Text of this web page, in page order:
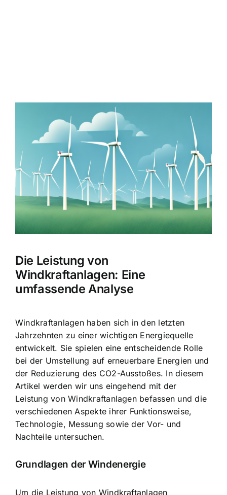
grösseres
Die Leistung von
Windkraftanlagen: Eine
umfassende Analyse
Windkraftanlagen haben sich in den letzten
Jahrzehnten zu einer wichtigen Energiequelle
entwickelt. Sie spielen eine entscheidende Rolle
bei der Umstellung auf erneuerbare Energien und
der Reduzierung des CO2-Ausstoßes. In diesem
Artikel werden wir uns eingehend mit der
Leistung von Windkraftanlagen befassen und die
verschiedenen Aspekte ihrer Funktionsweise,
Technologie, Messung sowie derVor- und
Nachteile untersuchen.
Grundlagen der Windenergie
Um die Leistung von Windkraftanlagen